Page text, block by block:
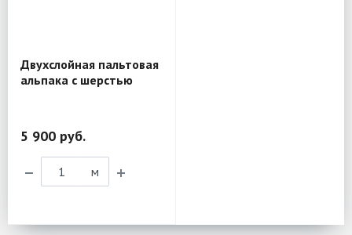
Двухслойная пальтовая
альпака с шерстью
5 900 руб.
м